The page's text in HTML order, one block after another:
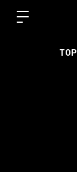
TOP